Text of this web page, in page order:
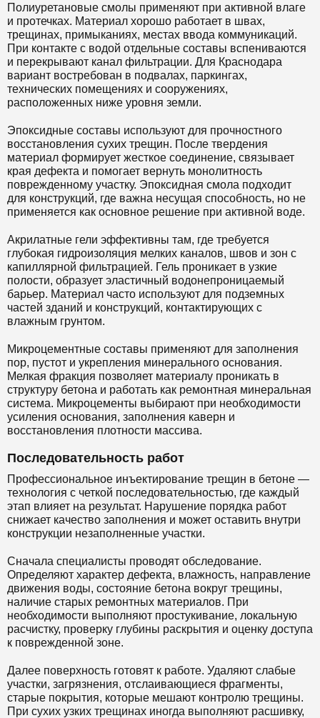
Полиуретановые смолы применяют при активной влаге
и протечках. Материал хорошо работает в швах,
трещинах, примыканиях, местах ввода коммуникаций.
При контакте с водой отдельные составы вспениваются
и перекрывают канал фильтрации. Для Краснодара
вариант востребован в подвалах, паркингах,
технических помещениях и сооружениях,
расположенных ниже уровня земли.
Эпоксидные составы используют для прочностного
восстановления сухих трещин. После твердения
материал формирует жесткое соединение, связывает
края дефекта и помогает вернуть монолитность
поврежденному участку. Эпоксидная смола подходит
для конструкций, где важна несущая способность, но не
применяется как основное решение при активной воде.
Акрилатные гели эффективны там, где требуется
глубокая гидроизоляция мелких каналов, швов и зон с
капиллярной фильтрацией. Гель проникает в узкие
полости, образует эластичный водонепроницаемый
барьер. Материал часто используют для подземных
частей зданий и конструкций, контактирующих с
влажным грунтом.
Микроцементные составы применяют для заполнения
пор, пустот и укрепления минерального основания.
Мелкая фракция позволяет материалу проникать в
структуру бетона и работать как ремонтная минеральная
система. Микроцементы выбирают при необходимости
усиления основания, заполнения каверн и
восстановления плотности массива.
Последовательность работ
Профессиональное инъектирование трещин в бетоне —
технология с четкой последовательностью, где каждый
этап влияет на результат. Нарушение порядка работ
снижает качество заполнения и может оставить внутри
конструкции незаполненные участки.
Сначала специалисты проводят обследование.
Определяют характер дефекта, влажность, направление
движения воды, состояние бетона вокруг трещины,
наличие старых ремонтных материалов. При
необходимости выполняют простукивание, локальную
расчистку, проверку глубины раскрытия и оценку доступа
к поврежденной зоне.
Далее поверхность готовят к работе. Удаляют слабые
участки, загрязнения, отслаивающиеся фрагменты,
старые покрытия, которые мешают контролю трещины.
При сухих узких трещинах иногда выполняют расшивку,